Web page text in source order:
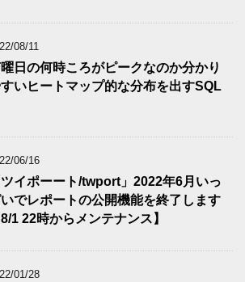
08/11
日の何時ころがピークなのか分かり
いヒートマップ的な分布を出すSQL
06/16
ツイポーート/twport」2022年6月いっ
でレポートの公開機能を終了します
8/1 22時からメンテナンス】
01/28